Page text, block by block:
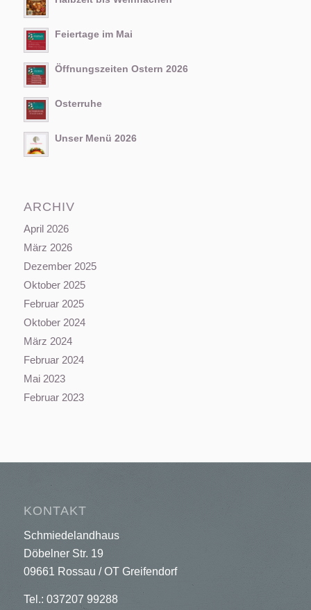
Feiertage im Mai
Öffnungszeiten Ostern 2026
Osterruhe
Unser Menü 2026
ARCHIV
April 2026
März 2026
Dezember 2025
Oktober 2025
Februar 2025
Oktober 2024
März 2024
Februar 2024
Mai 2023
Februar 2023
KONTAKT
Schmiedelandhaus
Döbelner Str. 19
09661 Rossau / OT Greifendorf
Tel.: 037207 99288